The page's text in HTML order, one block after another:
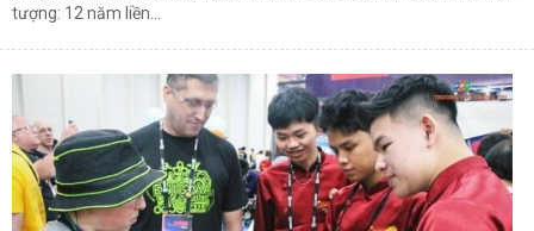
tượng: 12 năm liền...